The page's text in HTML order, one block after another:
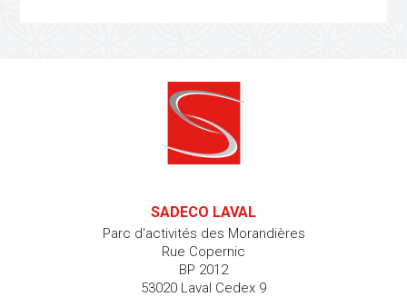
SADECO LAVAL
Parc d'activités des Morandières
Rue Copernic
BP 2012
53020 Laval Cedex 9